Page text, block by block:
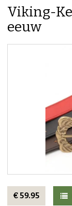
Viking-
eeuw
€ 59.95